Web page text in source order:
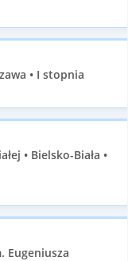
• I stopnia
• Bielsko-Biała •
Eugeniusza